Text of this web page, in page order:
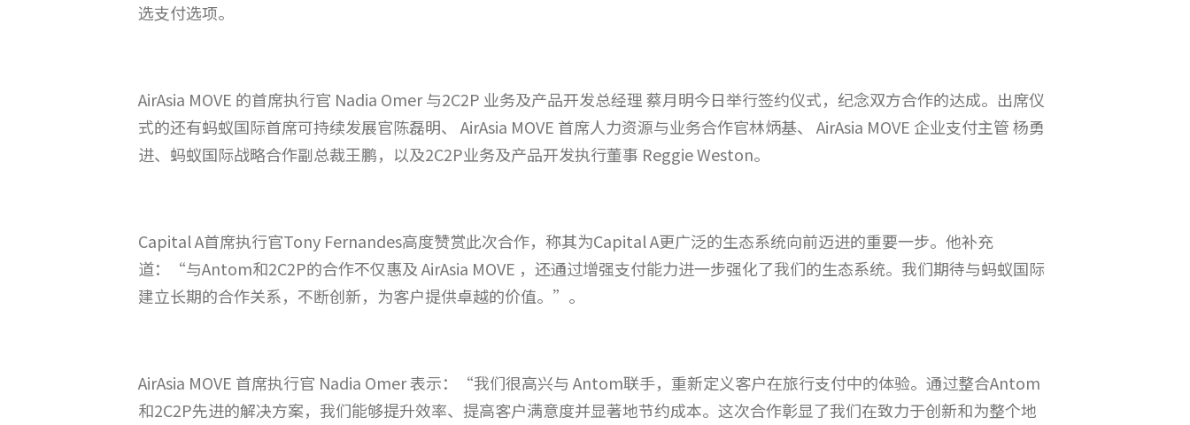
选支付选项。
AirAsia MOVE 的首席执行官 Nadia Omer 与2C2P 业务及产品开发总经理 蔡月明今日举行签约仪式，纪念双方合作的达成。出席仪
式的还有蚂蚁国际首席可持续发展官陈磊明、 AirAsia MOVE 首席人力资源与业务合作官林炳基、 AirAsia MOVE 企业支付主管 杨勇
进、蚂蚁国际战略合作副总裁王鹏，以及2C2P业务及产品开发执行董事 Reggie Weston。
Capital A首席执行官Tony Fernandes高度赞赏此次合作，称其为Capital A更广泛的生态系统向前迈进的重要一步。他补充
道：“与Antom和2C2P的合作不仅惠及 AirAsia MOVE ，还通过增强支付能力进一步强化了我们的生态系统。我们期待与蚂蚁国际
建立长期的合作关系，不断创新，为客户提供卓越的价值。”。
AirAsia MOVE 首席执行官 Nadia Omer 表示：“我们很高兴与 Antom联手，重新定义客户在旅行支付中的体验。通过整合Antom
和2C2P先进的解决方案，我们能够提升效率、提高客户满意度并显著地节约成本。这次合作彰显了我们在致力于创新和为整个地